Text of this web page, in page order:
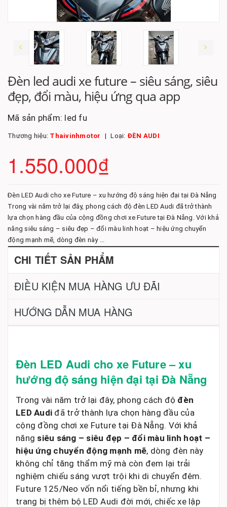
Đèn led audi xe future – siêu sáng, siêu
đẹp, đổi màu, hiệu ứng qua app
Mã sản phẩm: led fu
Thương hiệu: Thaivinhmotor Loại: ĐÈN AUDI
1.550.000₫
Đèn LED Audi cho xe Future – xu hướng độ sáng hiện đại tại Đà Nẵng
Trong vài năm trở lại đây, phong cách độ đèn LED Audi đã trở thành
lựa chọn hàng đầu của cộng đồng chơi xe Future tại Đà Nẵng. Với khả
năng siêu sáng – siêu đẹp – đổi màu linh hoạt – hiệu ứng chuyển
động mạnh mẽ, dòng đèn này ...
CHI TIẾT SẢN PHẨM
ĐIỀU KIỆN MUA HÀNG ƯU ĐÃI
HƯỚNG DẪN MUA HÀNG
Đèn LED Audi cho xe Future – xu
hướng độ sáng hiện đại tại Đà Nẵng
Trong vài năm trở lại đây, phong cách độ đèn
LED Audi đã trở thành lựa chọn hàng đầu của
cộng đồng chơi xe Future tại Đà Nẵng. Với khả
năng siêu sáng – siêu đẹp – đổi màu linh hoạt –
hiệu ứng chuyển động mạnh mẽ, dòng đèn này
không chỉ tăng thẩm mỹ mà còn đem lại trải
nghiệm chiếu sáng vượt trội khi di chuyển đêm.
Future 125/Neo vốn nổi tiếng bền bỉ, nhưng khi
trang bị thêm bộ LED Audi đời mới, chiếc xe lập